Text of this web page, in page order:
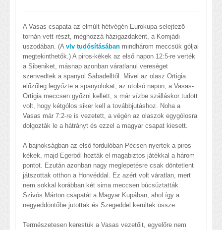
A Vasas csapata az elmúlt hétvégén Eurokupa-selejtező
tornán vett részt, méghozzá házigazdaként, a Komjádi
uszodában. (A vlv tudósításában mindhárom meccsük góljai
megtekinthetők.) A piros-kékek az első napon 12:5-re verték
a Sibeniket, másnap azonban váratlanul vereséget
szenvedtek a spanyol Sabadelltől. Mivel az olasz Ortigia
előzőleg legyőzte a spanyolokat, az utolsó napon, a Vasas-
Ortigia meccsen győzni kellett, s már vízbe szálláskor tudott
volt, hogy kétgólos siker kell a továbbjutáshoz. Noha a
Vasas már 7:2-re is vezetett, a végén az olaszok egygólosra
dolgozták le a hátrányt és ezzel a magyar csapat kiesett.
A bajnokságban az első fordulóban Pécsen nyertek a piros-
kékek, majd Egerből hozták el magabiztos játékkal a három
pontot. Ezután azonban nagy meglepetésre csak döntetlent
játszottak otthon a Honvéddal. Ez azért volt váratlan, mert
nem sokkal korábban két sima meccsen búcsúztatták
Szivós Márton csapatát a Magyar Kupában, ahol így a
negyeddöntőbe jutottak és Szegeddel kerültek össze.
Természetesen kerestük a Vasas vezetőit, egyelőre nem